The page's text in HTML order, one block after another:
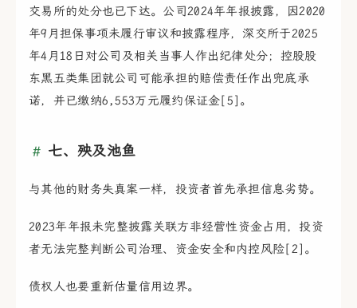
交易所的处分也已下达。公司2024年年报披露，因2020
年9月担保事项未履行审议和披露程序，深交所于2025
年4月18日对公司及相关当事人作出纪律处分；控股股
东黑五类集团就公司可能承担的赔偿责任作出兜底承
诺，并已缴纳6,553万元履约保证金[5]。
七、殃及池鱼
与其他的财务失真案一样，投资者首先承担信息劣势。
2023年年报未完整披露关联方非经营性资金占用，投资
者无法完整判断公司治理、资金安全和内控风险[2]。
债权人也要重新估量信用边界。